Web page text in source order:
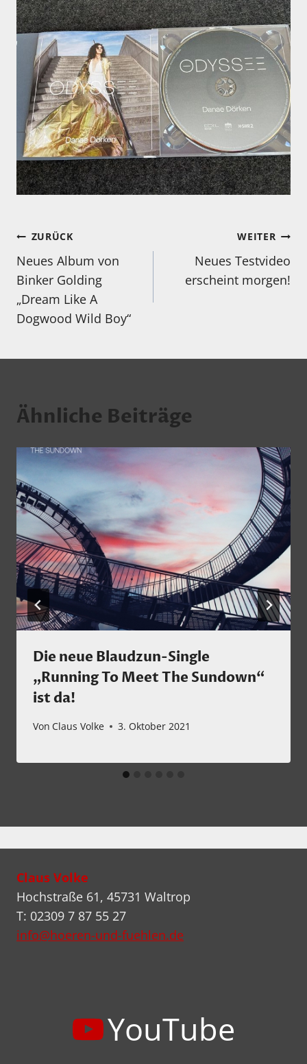
Beitragsnavigation
ZURÜCK
Neues Album von
Binker Golding
„Dream Like A
Dogwood Wild Boy“
WEITER
Neues Testvideo
erscheint morgen!
Ähnliche Beiträge
Die neue Blaudzun-Single
„Running To Meet The Sundown“
ist da!
Von Claus Volke 3. Oktober 2021
Claus Volke
Hochstraße 61, 45731 Waltrop
T: 02309 7 87 55 27
info@hoeren-und-fuehlen.de
YouTube